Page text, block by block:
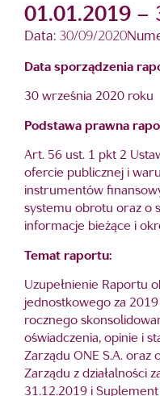
01.01.2019 –
Data: 30/09/2020
Data sporządzenia
30 września 2020 roku
Podstawa prawna
Art. 56 ust. 1 pkt 2
ofercie publicznej i
instrumentów
systemu obrotu oraz o
informacje bieżące i
Temat raportu:
Uzupełnienie Raportu
jednostkowego za
rocznego
oświadczenia, opinie i
Zarządu ONE S.A. oraz
Zarządu z działalności
31.12.2019 i